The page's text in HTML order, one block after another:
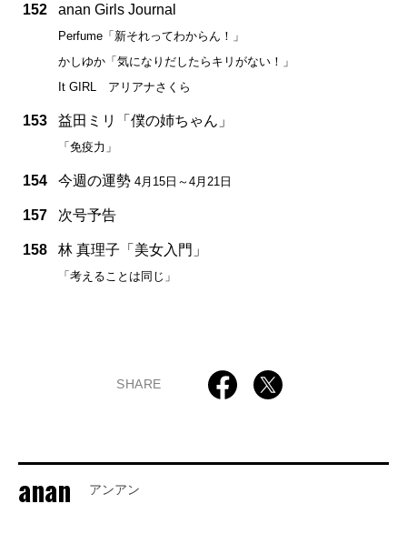
152 anan Girls Journal
Perfume「新それってわからん！」
かしゆか「気になりだしたらキリがない！」
It GIRL アリアナさくら
153 益田ミリ「僕の姉ちゃん」
「免疫力」
154 今週の運勢 4月15日～4月21日
157 次号予告
158 林 真理子「美女入門」
「考えることは同じ」
SHARE
anan アンアン